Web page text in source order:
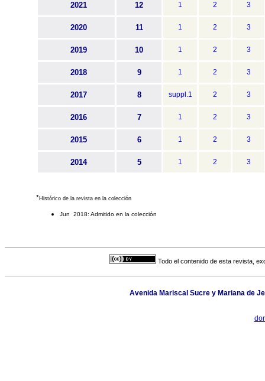
2021 12 1 2 3
2020 11 1 2 3
2019 10 1 2 3
2018 9 1 2 3
2017 8 suppl.1 2 3
2016 7 1 2 3
2015 6 1 2 3
2014 5 1 2 3
*Histórico de la revista en la colección
Jun 2018: Admitido en la colección
Todo el contenido de esta revista,
Avenida Mariscal Sucre y Mariana de